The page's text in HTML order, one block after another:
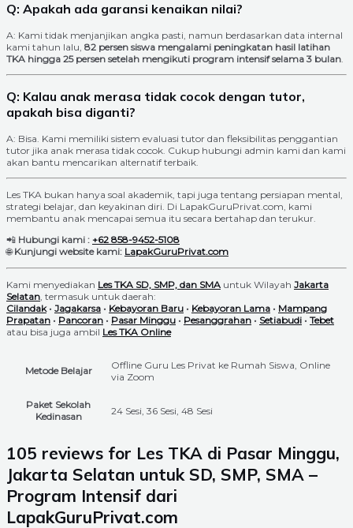
Q: Apakah ada garansi kenaikan nilai?
A: Kami tidak menjanjikan angka pasti, namun berdasarkan data internal
kami tahun lalu, 82 persen siswa mengalami peningkatan hasil latihan
TKA hingga 25 persen setelah mengikuti program intensif selama 3 bulan.
Q: Kalau anak merasa tidak cocok dengan tutor,
apakah bisa diganti?
A: Bisa. Kami memiliki sistem evaluasi tutor dan fleksibilitas penggantian
tutor jika anak merasa tidak cocok. Cukup hubungi admin kami dan kami
akan bantu mencarikan alternatif terbaik.
Les TKA bukan hanya soal akademik, tapi juga tentang persiapan mental,
strategi belajar, dan keyakinan diri. Di LapakGuruPrivat.com, kami
membantu anak mencapai semua itu secara bertahap dan terukur.
📲 Hubungi kami : +62 858-9452-5108
🌐Kunjungi website kami: LapakGuruPrivat.com
Kami menyediakan Les TKA SD, SMP, dan SMA untuk Wilayah Jakarta
Selatan, termasuk untuk daerah:
Cilandak• Jagakarsa • Kebayoran Baru • Kebayoran Lama • Mampang
Prapatan • Pancoran • Pasar Minggu • Pesanggrahan • Setiabudi • Tebet
atau bisa juga ambil Les TKA Online
Metode Belajar
Offline Guru Les Privat ke Rumah Siswa, Online
via Zoom
Paket Sekolah
Kedinasan
24 Sesi, 36 Sesi, 48 Sesi
105 reviews for Les TKA di Pasar Minggu,
Jakarta Selatan untuk SD, SMP, SMA –
Program Intensif dari
LapakGuruPrivat.com